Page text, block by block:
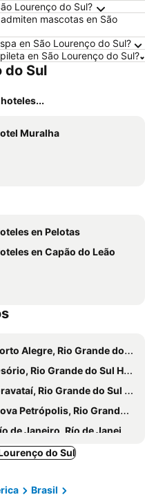
Lourenço do Sul?
mascotas en São
en São Lourenço do Sul?
en São Lourenço do Sul?
do Sul
Muralha
en Pelotas
en Capão do Leão
Alegre, Rio Grande do Sul Hoteles
Rio Grande do Sul Hoteles
Rio Grande do Sul Hoteles
Petrópolis, Rio Grande do Sul Hoteles
de Janeiro, Río de Janeiro Hoteles
do Livramento, Rio Grande do Sul Hoteles
Río de Janeiro Hoteles
do Sul
Brasil